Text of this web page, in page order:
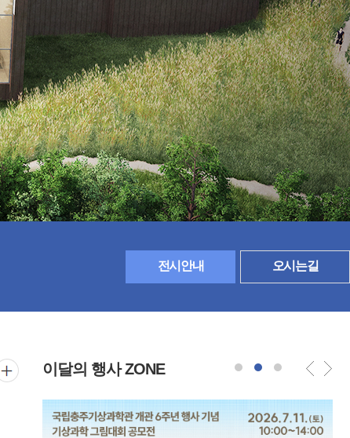
전시안내 오시는길
이달의 행사 ZONE